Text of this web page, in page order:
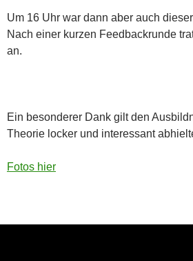
Um 16 Uhr war dann aber auch
Nach einer kurzen Feedbackrunde
an.
Ein besonderer Dank gilt den
Theorie locker und interessant
Fotos hier